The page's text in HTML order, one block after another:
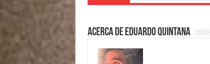
Acerca de Eduardo Quintana